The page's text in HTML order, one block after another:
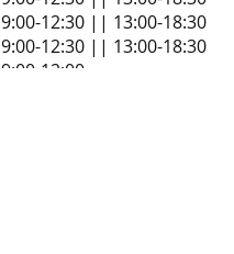
9:00-12:30 || 13:00-18:30
9:00-12:30 || 13:00-18:30
9:00-12:00